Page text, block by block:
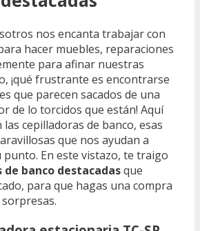
nos encanta trabajar con
hacer muebles, reparaciones
para afinar nuestras
¡qué frustrante es encontrarse
que parecen sacados de una
de lo torcidos que están! Aquí
cepilladoras de banco, esas
que nos ayudan a
En este vistazo, te traigo
banco destacadasque
para que hagas una compra